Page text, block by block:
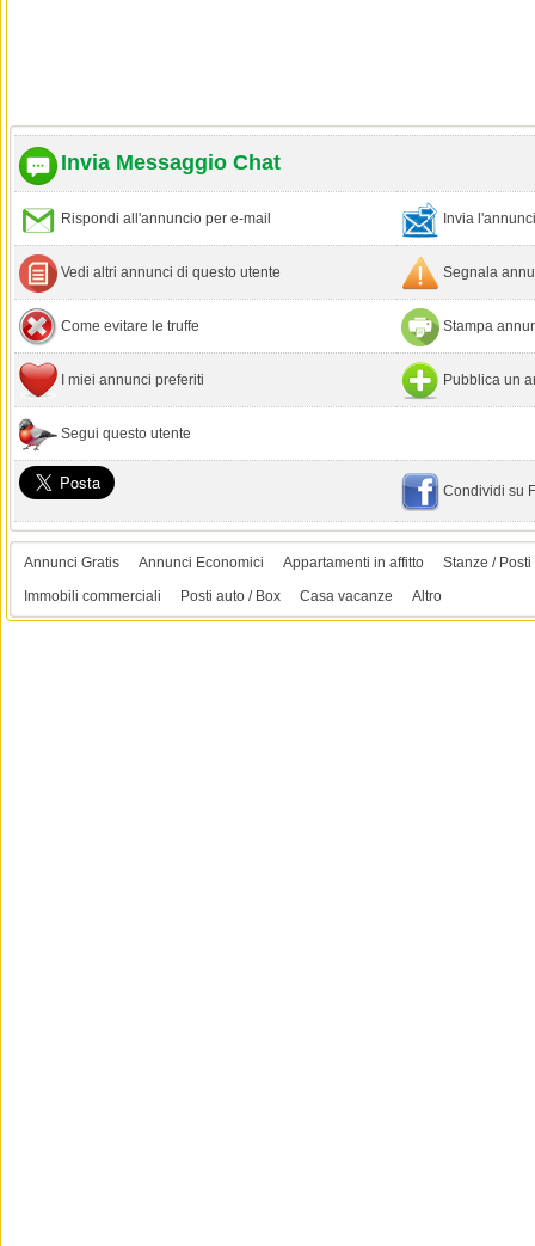
Invia Messaggio Chat
Rispondi all'annuncio per e-mail Invia
Vedi altri annunci di questo utente Segnala
Come evitare le truffe Stampa
I miei annunci preferiti Pubblica un
Segui questo utente
Condividi su
Annunci Gratis Annunci Economici Appartamenti in affitto
Stanze / Posti
Immobili commerciali
Posti auto / Box Casa vacanze Altro